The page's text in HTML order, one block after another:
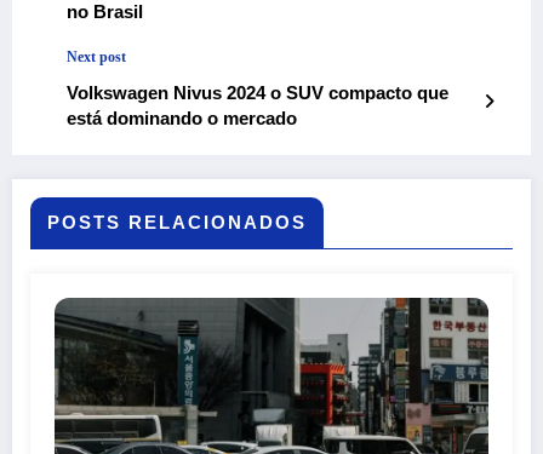
no Brasil
Next post
Volkswagen Nivus 2024 o SUV compacto que
está dominando o mercado
POSTS RELACIONADOS